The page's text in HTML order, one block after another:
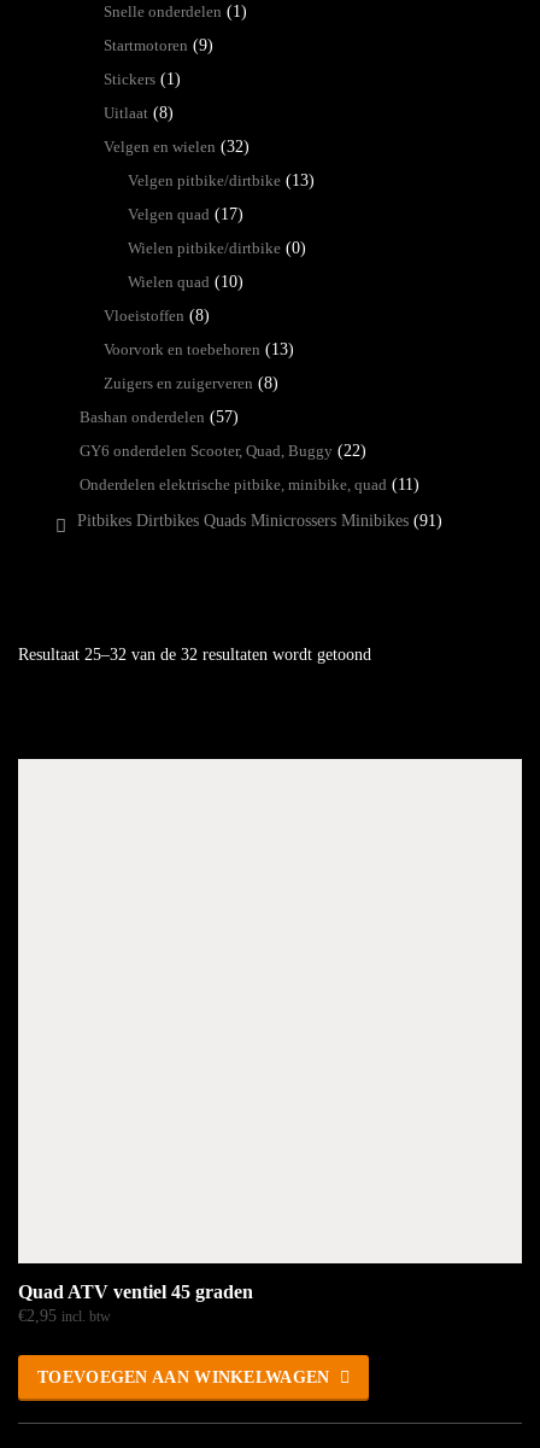
Resultaat 25–32 van de 32 resultaten wordt getoond
Quad ATV ventiel 45 graden
€2,95 incl. btw
TOEVOEGEN AAN WINKELWAGEN
Snelle onderdelen (1)
Startmotoren (9)
Stickers (1)
Uitlaat (8)
Velgen en wielen (32)
Velgen pitbike/dirtbike (13)
Velgen quad (17)
Wielen pitbike/dirtbike (0)
Wielen quad (10)
Vloeistoffen (8)
Voorvork en toebehoren (13)
Zuigers en zuigerveren (8)
Bashan onderdelen (57)
GY6 onderdelen Scooter, Quad, Buggy (22)
Onderdelen elektrische pitbike, minibike, quad (11)
Pitbikes Dirtbikes Quads Minicrossers Minibikes (91)